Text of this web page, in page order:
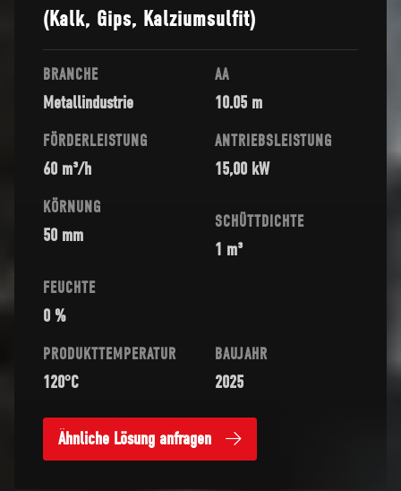
(Kalk, Gips, Kalziumsulfit)
BRANCHE
Metallindustrie
AA
10.05 m
FÖRDERLEISTUNG
60 m³/h
ANTRIEBSLEISTUNG
15,00 kW
KÖRNUNG
50 mm
SCHÜTTDICHTE
1 m³
FEUCHTE
0 %
PRODUKTTEMPERATUR
120°C
BAUJAHR
2025
Ähnliche Lösung anfragen